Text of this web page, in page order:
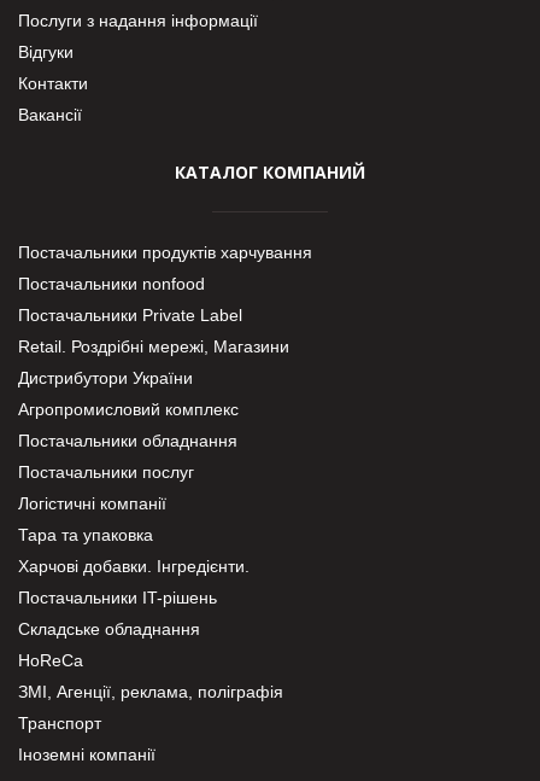
Послуги з надання інформації
Відгуки
Контакти
Вакансії
КАТАЛОГ КОМПАНИЙ
Постачальники продуктів харчування
Постачальники nonfood
Постачальники Private Label
Retail. Роздрібні мережі, Магазини
Дистрибутори України
Агропромисловий комплекс
Постачальники обладнання
Постачальники послуг
Логістичні компанії
Тара та упаковка
Харчові добавки. Інгредієнти.
Постачальники IT-рішень
Складське обладнання
HoReCa
ЗМІ, Агенції, реклама, поліграфія
Транспорт
Іноземні компанії